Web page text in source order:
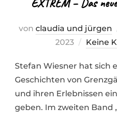
von claudia und jürgen
2023
Keine
Stefan Wiesner hat sich
Geschichten von
und ihren Erlebnissen
geben. Im zweiten Band